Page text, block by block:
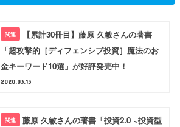
【累計30冊目】藤原 久敏さんの著書
「超攻撃的［ディフェンシブ投資］魔法のお
金キーワード10選」が好評発売中！
2020.03.13
藤原 久敏さんの著書「投資2.0 ~投資型